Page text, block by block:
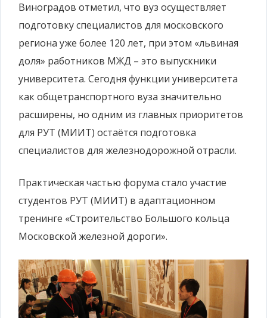
Виноградов отметил, что вуз осуществляет
подготовку специалистов для московского
региона уже более 120 лет, при этом «львиная
доля» работников МЖД – это выпускники
университета. Сегодня функции университета
как общетранспортного вуза значительно
расширены, но одним из главных приоритетов
для РУТ (МИИТ) остаётся подготовка
специалистов для железнодорожной отрасли.
Практическая частью форума стало участие
студентов РУТ (МИИТ) в адаптационном
тренинге «Строительство Большого кольца
Московской железной дороги».